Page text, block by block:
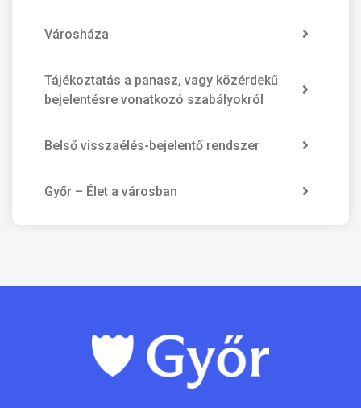
Városháza
Tájékoztatás a panasz, vagy közérdekű
bejelentésre vonatkozó szabályokról
Belső visszaélés-bejelentő rendszer
Győr – Élet a városban